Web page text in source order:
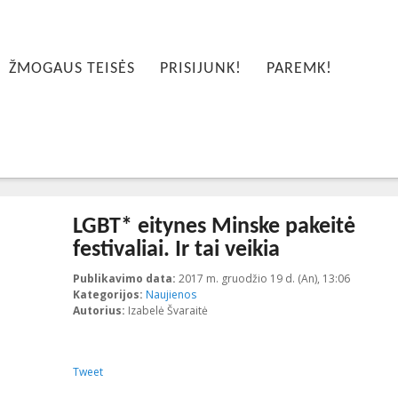
ŽMOGAUS TEISĖS PRISIJUNK! PAREMK!
LGBT* eitynes Minske pakeitė
festivaliai. Ir tai veikia
Publikavimo data: 2017 m. gruodžio 19 d. (An), 13:06
Kategorijos: Naujienos
Autorius: Izabelė Švaraitė
Tweet